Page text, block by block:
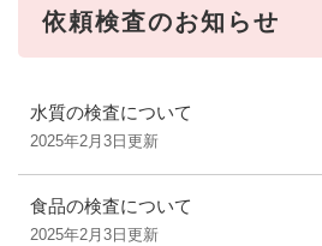
依頼検査のお知らせ
水質の検査について
2025年2月3日更新
食品の検査について
2025年2月3日更新